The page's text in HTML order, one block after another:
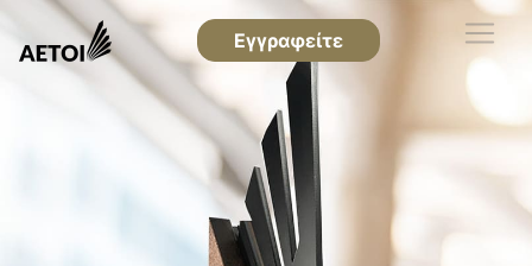
Εγγραφείτε